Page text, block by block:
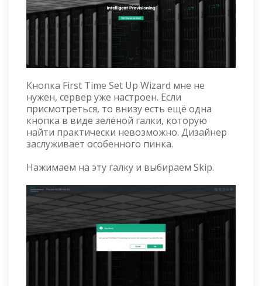
Кнопка First Time Set Up Wizard мне не
нужен, сервер уже настроен. Если
присмотреться, то внизу есть ещё одна
кнопка в виде зелёной галки, которую
найти практически невозможно. Дизайнер
заслуживает особенного пинка.
Нажимаем на эту галку и выбираем Skip.